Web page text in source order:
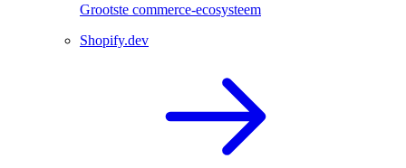
Grootste commerce-ecosysteem
Shopify.dev